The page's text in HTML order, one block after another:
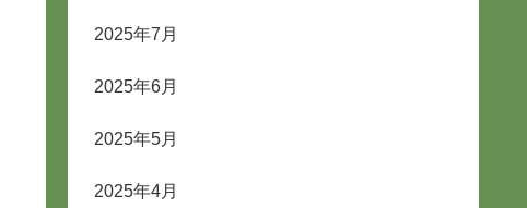
2025年7月
2025年6月
2025年5月
2025年4月